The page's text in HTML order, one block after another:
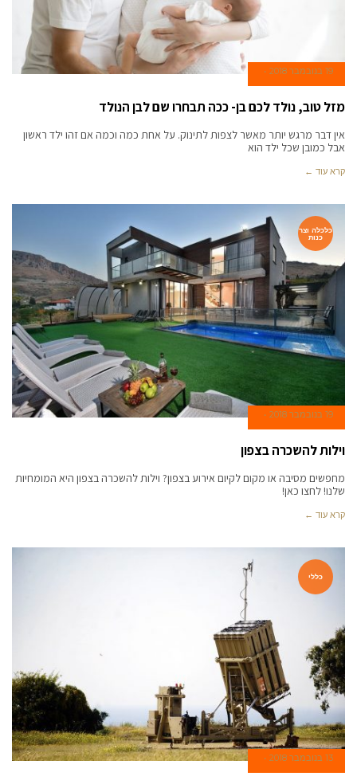
19 בנובמבר 2018
מזל טוב, נולד לכם בן- ככה תבחרו שם לבן הנולד
אין דבר מרגש יותר מאשר לצפות לתינוק. על אחת כמה וכמה אם זהו ילד ראשון
אבל כמובן שכל ילד הוא
קרא עוד ←
כלכלה וצר
כנות
19 בנובמבר 2018
וילות להשכרה בצפון
מחפשים מסיבה או מקום לקיום אירוע בצפון? וילות להשכרה בצפון היא המומחיות
שלנו! לחצו כאן!
קרא עוד ←
כללי
13 בנובמבר 2018